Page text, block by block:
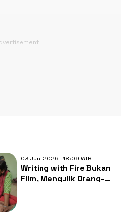
03 Juni 2026 | 18:09 WIB
Writing with Fire Bukan
Film, Mengulik Orang-